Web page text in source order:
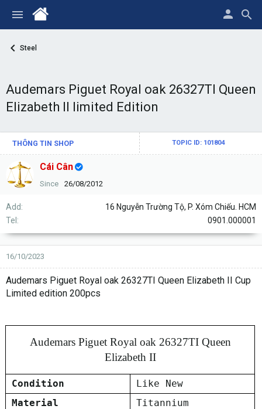
Steel
Audemars Piguet Royal oak 26327TI Queen
Elizabeth II limited Edition
THÔNG TIN SHOP TOPIC ID: 101804
Cái Cân
Since 26/08/2012
Add
16 Nguyễn Trường Tộ, P. Xóm Chiếu. HCM
Tel
0901.000001
16/10/2023
Audemars Piguet Royal oak 26327TI Queen Elizabeth II Cup
Limited edition 200pcs
Audemars Piguet Royal oak 26327TI Queen
Elizabeth II
Condition
Like New
Material
Titannium